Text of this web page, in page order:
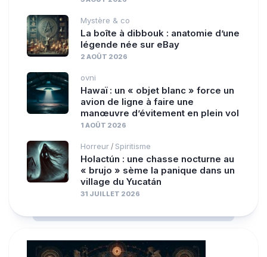
Mystère & co
La boîte à dibbouk : anatomie d’une
légende née sur eBay
2 AOÛT 2026
ovni
Hawaï : un « objet blanc » force un
avion de ligne à faire une
manœuvre d’évitement en plein vol
1 AOÛT 2026
Horreur / Spiritisme
Holactún : une chasse nocturne au
« brujo » sème la panique dans un
village du Yucatán
31 JUILLET 2026